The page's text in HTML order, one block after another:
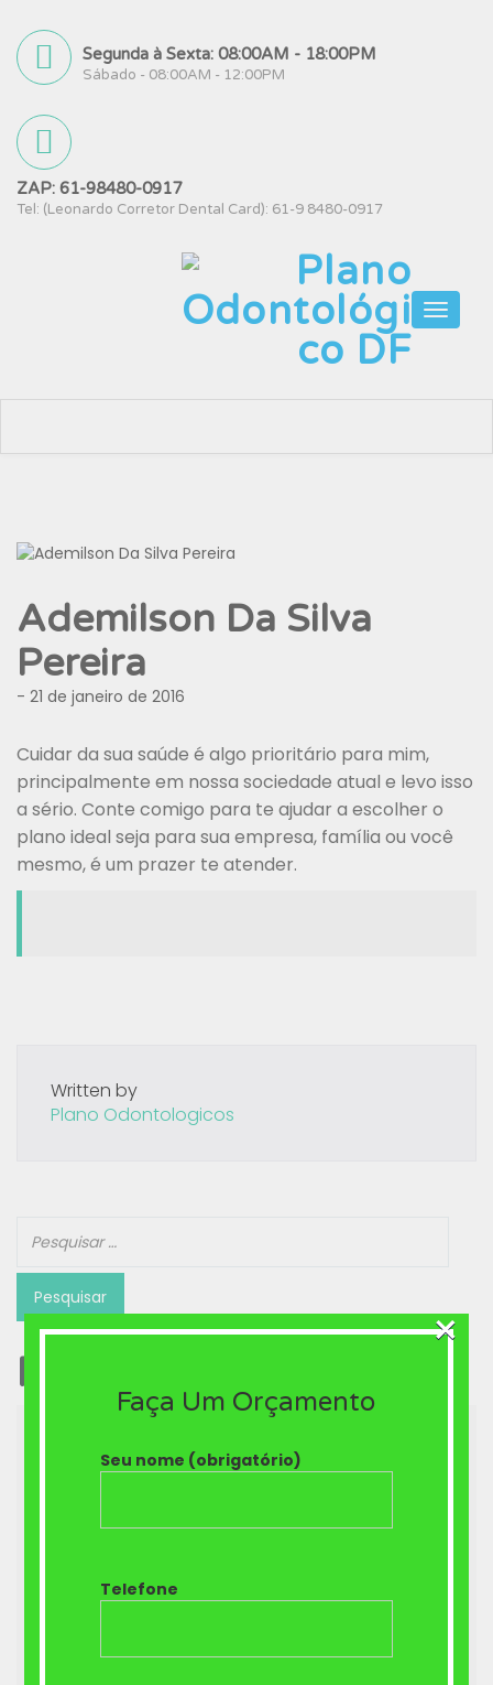
Segunda à Sexta: 08:00AM - 18:00PM
Sábado - 08:00AM - 12:00PM
ZAP: 61-98480-0917
Tel: (Leonardo Corretor Dental Card): 61-9 8480-0917
Ademilson Da Silva
Pereira
- 21 de janeiro de 2016
Cuidar da sua saúde é algo prioritário para mim,
principalmente em nossa sociedade atual e levo isso
a sério. Conte comigo para te ajudar a escolher o
plano ideal seja para sua empresa, família ou você
mesmo, é um prazer te atender.
Written by
Plano Odontologicos
Posts recentes
Brasília-DF 61 3042-2500
Aparelho Ortodôntico em Brasilia
Planos odontológico Brasilia DF –
Faça Um Orçamento
Seu nome (obrigatório)
Telefone
×